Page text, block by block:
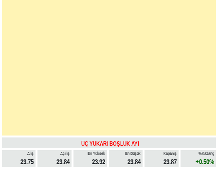
ÜÇ YUKARI BOŞLUK AYI
Alış
23.75
Açılış
23.84
En Yüksek
23.92
En Düşük
23.84
Kapanış
23.87
%Kazanç
+0.50%